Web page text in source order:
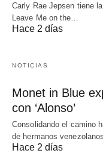
Carly Rae Jepsen tiene
Leave Me on the…
Hace 2 días
NOTICIAS
Monet in Blue
con ‘Alonso’
Consolidando el camino
de hermanos
Hace 2 días